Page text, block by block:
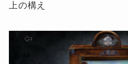
上の構え